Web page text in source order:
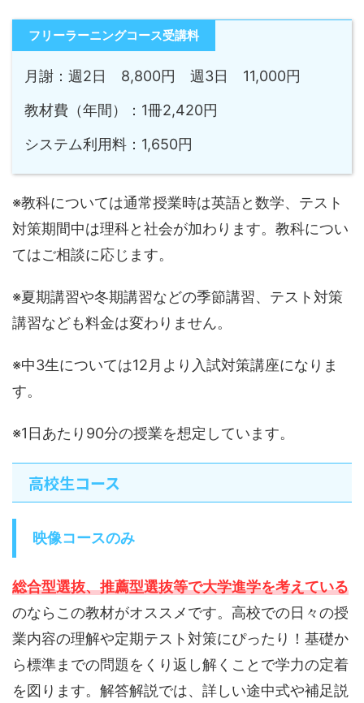
フリーラーニングコース受講料
月謝：週2日 8,800円 週3日 11,000円
教材費（年間）：1冊2,420円
システム利用料：1,650円
※教科については通常授業時は英語と数学、テスト
対策期間中は理科と社会が加わります。教科につい
てはご相談に応じます。
※夏期講習や冬期講習などの季節講習、テスト対策
講習なども料金は変わりません。
※中3生については12月より入試対策講座になりま
す。
※1日あたり90分の授業を想定しています。
高校生コース
映像コースのみ
総合型選抜、推薦型選抜等で大学進学を考えている
のならこの教材がオススメです。高校での日々の授
業内容の理解や定期テスト対策にぴったり！基礎か
ら標準までの問題をくり返し解くことで学力の定着
を図ります。解答解説では、詳しい途中式や補足説